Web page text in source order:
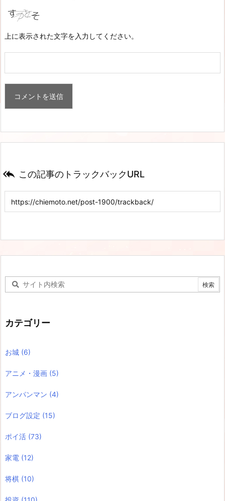
上に表示された文字を入力してください。
 この記事のトラックバックURL
カテゴリー
お城 (6)
アニメ・漫画 (5)
アンパンマン (4)
ブログ設定 (15)
ポイ活 (73)
家電 (12)
将棋 (10)